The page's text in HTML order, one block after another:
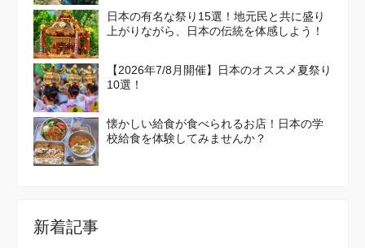
日本の有名な祭り15選！地元民と共に盛り
上がりながら、日本の伝統を体感しよう！
【2026年7/8月開催】日本のオススメ夏祭り
10選！
懐かしい給食が食べられるお店！日本の学
校給食を体験してみませんか？
新着記事